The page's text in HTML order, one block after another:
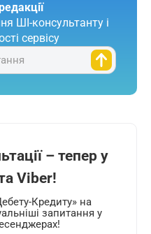
ШІ-консультанту і
сервісу
– тепер у
Viber!
Кредиту» на
запитання у